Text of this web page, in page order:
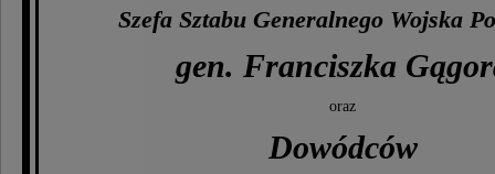
Szefa Sztabu Generalnego Wojska
gen. Franciszka
oraz
Dowódców